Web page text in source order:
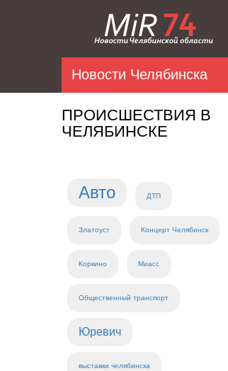
Новости Челябинска
ПРОИСШЕСТВИЯ В
ЧЕЛЯБИНСКЕ
Авто ДТП
Златоуст Концерт Челябинск
Коркино Миасс
Общественный транспорт
Юревич
выставки челябинска